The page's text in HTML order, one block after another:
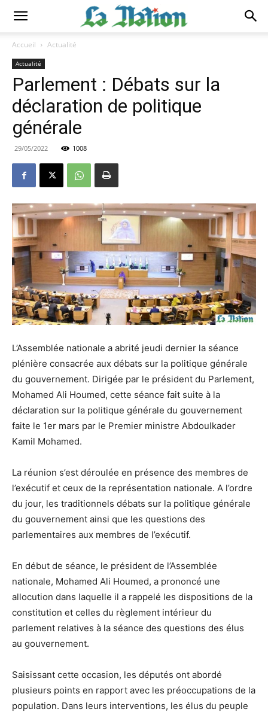
Accueil Actualité
Actualité
Parlement : Débats sur la
déclaration de politique
générale
29/05/2022 1008
L’Assemblée nationale a abrité jeudi dernier la séance
plénière consacrée aux débats sur la politique générale
du gouvernement. Dirigée par le président du Parlement,
Mohamed Ali Houmed, cette séance fait suite à la
déclaration sur la politique générale du gouvernement
faite le 1er mars par le Premier ministre Abdoulkader
Kamil Mohamed.
La réunion s’est déroulée en présence des membres de
l’exécutif et ceux de la représentation nationale. A l’ordre
du jour, les traditionnels débats sur la politique générale
du gouvernement ainsi que les questions des
parlementaires aux membres de l’exécutif.
En début de séance, le président de l’Assemblée
nationale, Mohamed Ali Houmed, a prononcé une
allocution dans laquelle il a rappelé les dispositions de la
constitution et celles du règlement intérieur du
parlement relatives à la séance des questions des élus
au gouvernement.
Saisissant cette occasion, les députés ont abordé
plusieurs points en rapport avec les préoccupations de la
population. Dans leurs interventions, les élus du peuple